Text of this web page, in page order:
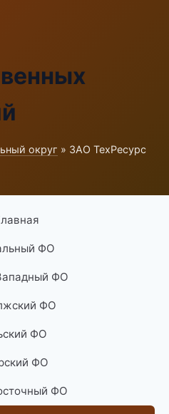
округ » ЗАО ТехРесурс
ФО
ФО
ФО
ФО
ФО
ФО